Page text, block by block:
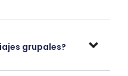
grupales?